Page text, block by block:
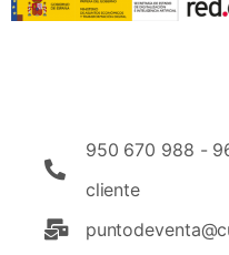
950 670 988 -
cliente